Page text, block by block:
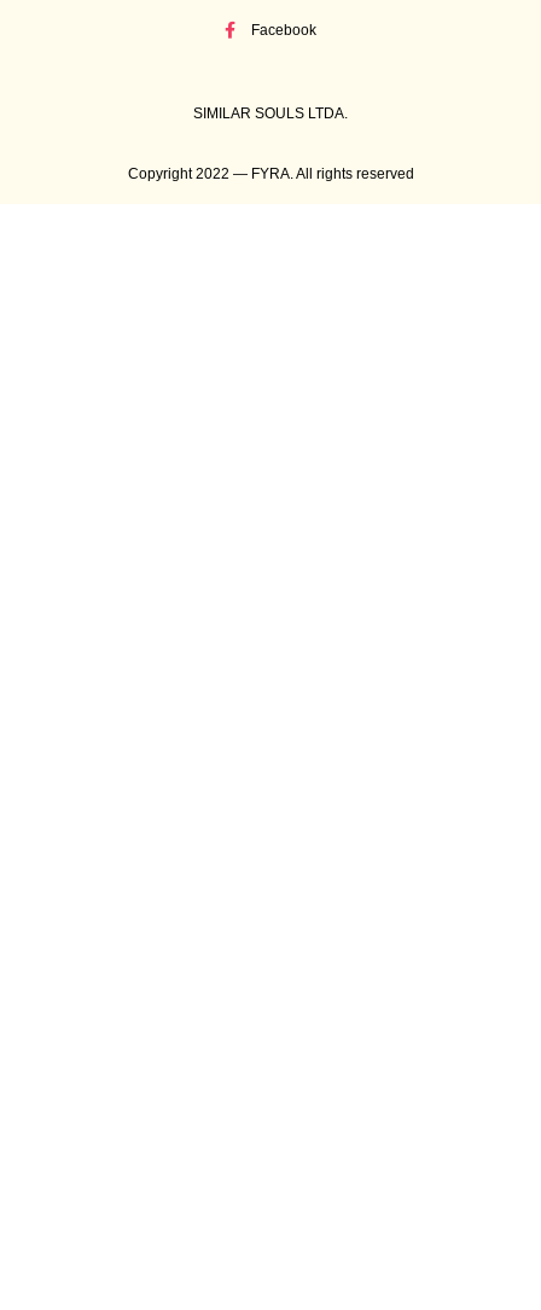
Facebook
SIMILAR SOULS LTDA.
Copyright 2022 — FYRA. All rights reserved